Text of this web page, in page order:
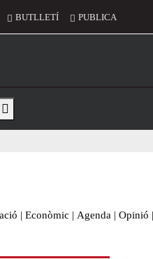
BUTLLETÍ PUBLICA
l'encapçalament
Show main menu
| Econòmic | Agenda | Opinió |